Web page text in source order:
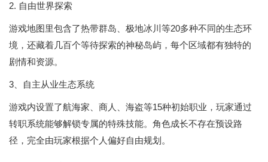
2. 自由世界探索
游戏地图里包含了热带群岛、极地冰川等20多种不同的生态环
境，还藏着几百个等待探索的神秘岛屿，每个区域都有独特的
剧情和资源。
3、自主从业生态系统
游戏内设置了航海家、商人、海盗等15种初始职业，玩家通过
转职系统能够解锁专属的特殊技能。角色成长不存在预设路
径，完全由玩家根据个人偏好自由规划。